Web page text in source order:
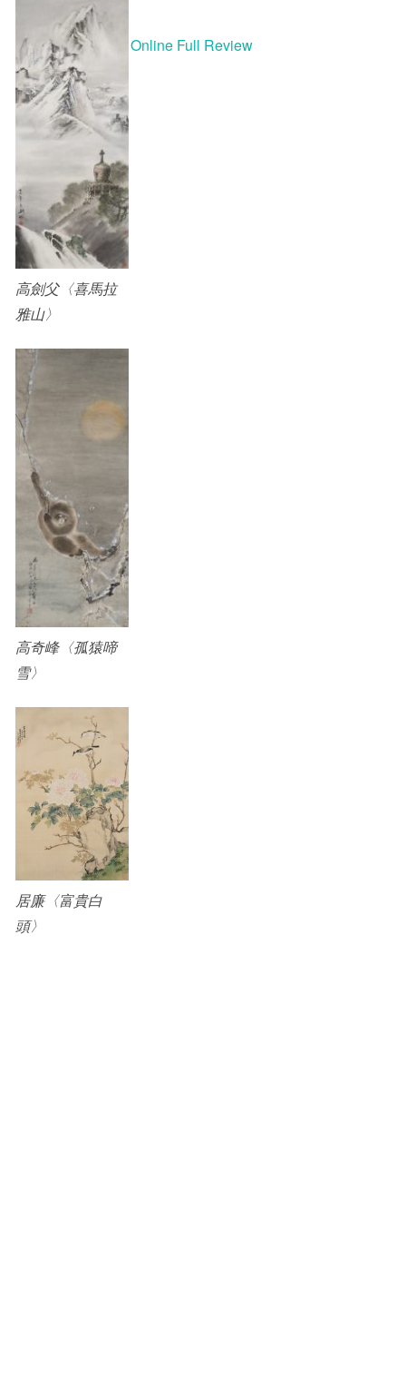
高劍父〈喜馬拉
雅山〉
高奇峰〈孤猿啼
雪〉
居廉〈富貴白
頭〉
Online Full Review